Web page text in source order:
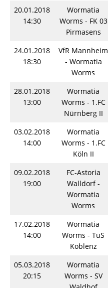
20.01.2018
14:30
Wormatia
Worms - FK 03
Pirmasens
24.01.2018
18:30
VfR Mannheim
- Wormatia
Worms
28.01.2018
13:00
Wormatia
Worms - 1.FC
Nürnberg II
03.02.2018
14:00
Wormatia
Worms - 1.FC
Köln II
09.02.2018
19:00
FC-Astoria
Walldorf -
Wormatia
Worms
17.02.2018
14:00
Wormatia
Worms - TuS
Koblenz
05.03.2018
20:15
Wormatia
Worms - SV